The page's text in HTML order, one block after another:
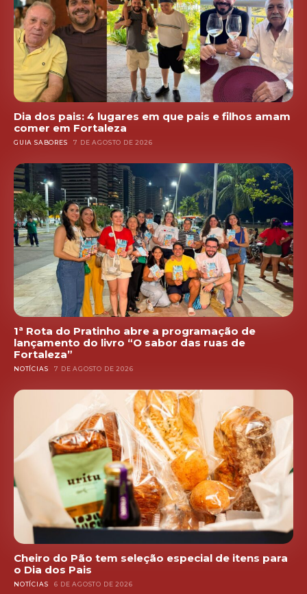
Dia dos pais: 4 lugares em que pais e filhos amam
comer em Fortaleza
GUIA SABORES 7 DE AGOSTO DE 2026
1ª Rota do Pratinho abre a programação de
lançamento do livro “O sabor das ruas de
Fortaleza”
NOTÍCIAS 7 DE AGOSTO DE 2026
Cheiro do Pão tem seleção especial de itens para
o Dia dos Pais
NOTÍCIAS 6 DE AGOSTO DE 2026